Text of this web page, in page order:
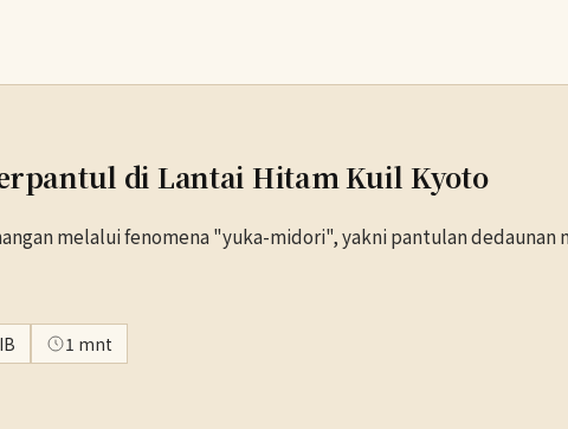
di Lantai Hitam Kuil Kyoto
melalui fenomena "yuka-midori", yakni pantulan dedaunan
1 mnt